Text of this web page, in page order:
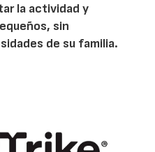
la actividad y
sin
de su familia.